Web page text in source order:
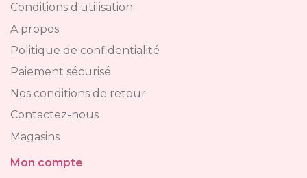
Conditions d'utilisation
A propos
Politique de confidentialité
Paiement sécurisé
Nos conditions de retour
Contactez-nous
Magasins
Mon compte